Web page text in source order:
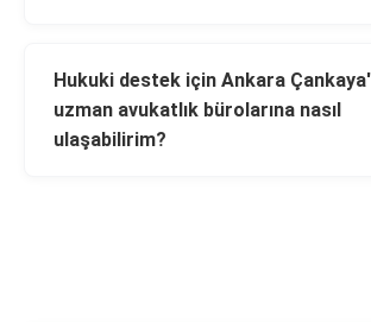
Hukuki destek için Ankara
uzman avukatlık bürolarına nasıl
ulaşabilirim?